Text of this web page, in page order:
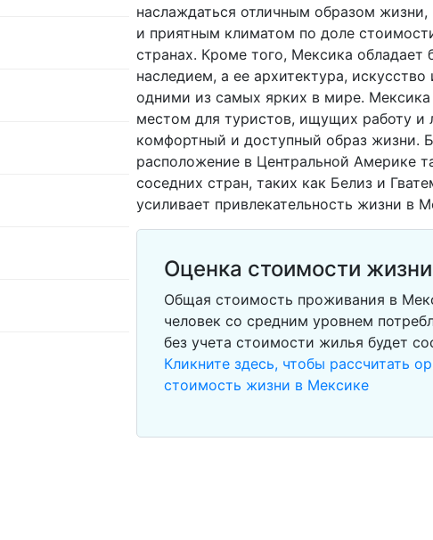
наслаждаться отличным образом жизни,
и приятным климатом по доле
странах. Кроме того, Мексика обладает
наследием, а ее архитектура,
одними из самых ярких в мире. Мексика
местом для туристов, ищущих работу
комфортный и доступный образ жизни.
расположение в Центральной Америке
соседних стран, таких как Белиз и
усиливает привлекательность жизни в
Оценка стоимости
Общая стоимость проживания в
человек со средним уровнем
без учета стоимости жилья будет
Кликните здесь, чтобы рассчитать
стоимость жизни в Мексике